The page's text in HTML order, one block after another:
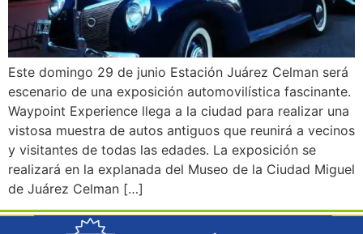
Este domingo 29 de junio Estación Juárez Celman será
escenario de una exposición automovilística fascinante.
Waypoint Experience llega a la ciudad para realizar una
vistosa muestra de autos antiguos que reunirá a vecinos
y visitantes de todas las edades. La exposición se
realizará en la explanada del Museo de la Ciudad Miguel
de Juárez Celman […]